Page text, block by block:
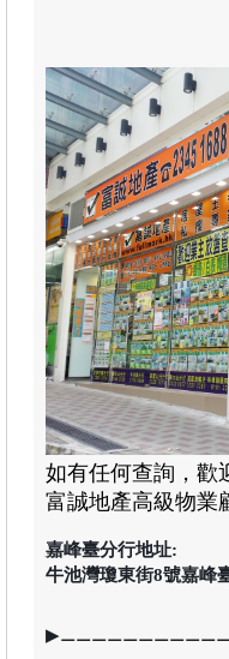
如有任何查詢，歡
富誠地產高級物業
嘉峰臺分行地址:
牛池灣瓊東街8號嘉峰